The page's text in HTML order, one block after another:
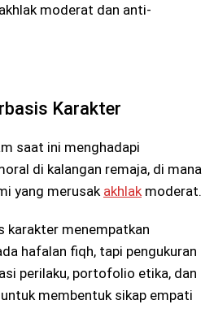
moderat dan anti-
Karakter
saat ini menghadapi
di kalangan remaja, di mana
yang merusak akhlak moderat.
karakter menempatkan
hafalan fiqh, tapi pengukuran
perilaku, portofolio etika, dan
membentuk sikap empati